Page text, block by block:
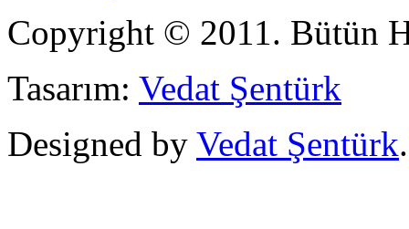
Copyright © 2011. Bütün
Tasarım: Vedat Şentürk
Designed by Vedat Şentürk.